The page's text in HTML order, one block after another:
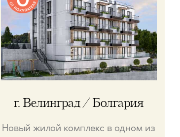
г. Велинград / Болгария
Новый жилой комплекс в одном из